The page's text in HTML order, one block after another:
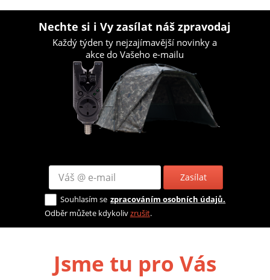
Nechte si i Vy zasílat náš zpravodaj
Každý týden ty nejzajímavější novinky a
akce do Vašeho e-mailu
Zasílat
Souhlasím se zpracováním osobních údajů.
Odběr můžete kdykolivzrušit.
Jsme tu pro Vás